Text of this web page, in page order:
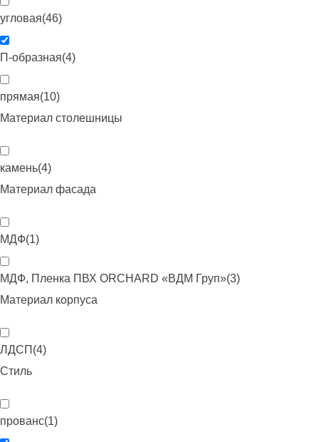
угловая(46)
П-образная(4)
прямая(10)
Материал столешницы
камень(4)
Материал фасада
МДФ(1)
МДФ, Пленка ПВХ ORCHARD «ВДМ Груп»(3)
Материал корпуса
ЛДСП (4)
Стиль
прованс(1)